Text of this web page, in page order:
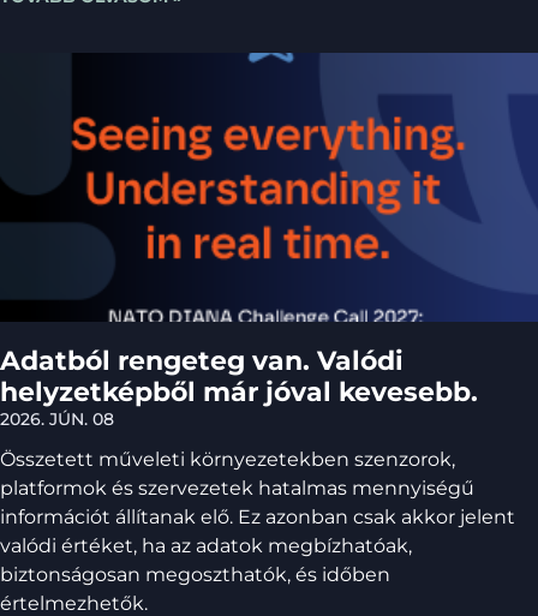
Adatból rengeteg van. Valódi
helyzetképből már jóval kevesebb.
2026. JÚN. 08
Összetett műveleti környezetekben szenzorok,
platformok és szervezetek hatalmas mennyiségű
információt állítanak elő. Ez azonban csak akkor jelent
valódi értéket, ha az adatok megbízhatóak,
biztonságosan megoszthatók, és időben
értelmezhetők.